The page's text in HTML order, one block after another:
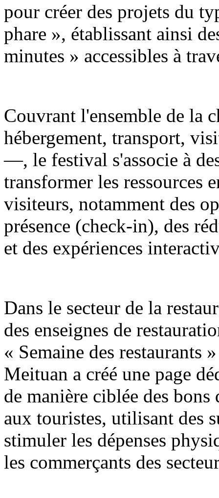
pour créer des projets du
phare », établissant ainsi
minutes » accessibles à
Couvrant l'ensemble de la
hébergement, transport,
—, le festival s'associe à
transformer les ressources
visiteurs, notamment des
présence (check-in), des
et des expériences
Dans le secteur de la
des enseignes de
« Semaine des restaurants
Meituan a créé une page
de manière ciblée des
aux touristes, utilisant des
stimuler les dépenses
les commerçants des